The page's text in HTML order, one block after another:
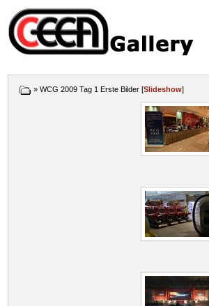
» WCG 2009 Tag 1 Erste Bilder [Slideshow]